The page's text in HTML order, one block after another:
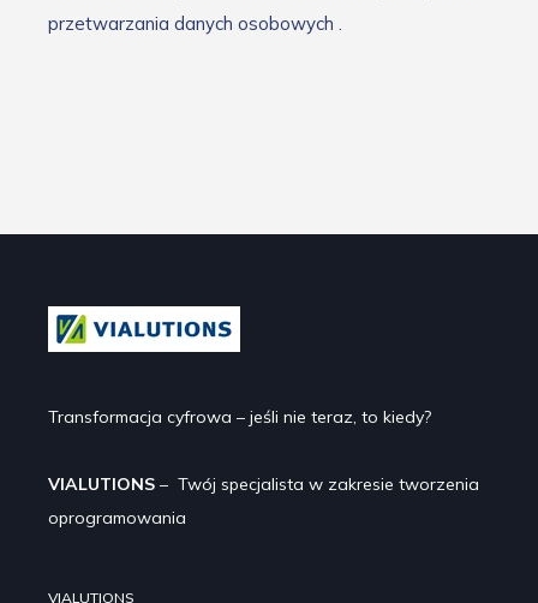
przetwarzania danych osobowych .
Transformacja cyfrowa – jeśli nie teraz, to kiedy?
VIALUTIONS – Twój specjalista w zakresie tworzenia
oprogramowania
VIALUTIONS